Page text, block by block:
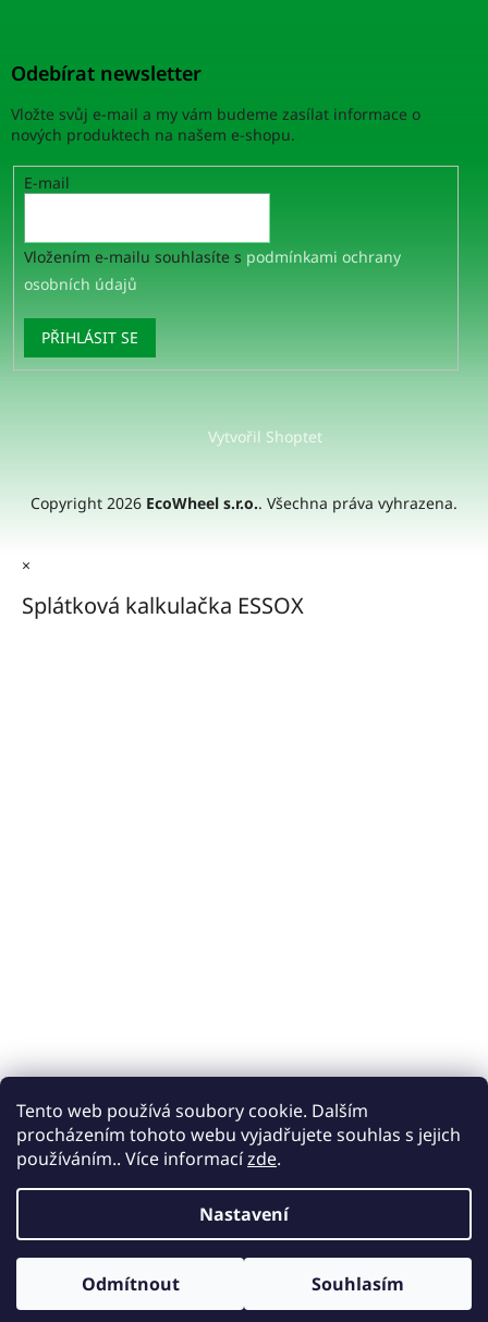
Tento web používá soubory cookie. Dalším
procházením tohoto webu vyjadřujete souhlas s jejich
používáním.. Více informacízde.
Nastavení
Odmítnout Souhlasím
Odebírat newsletter
Vložte svůj e-mail a my vám budeme zasílat informace o
nových produktech na našem e-shopu.
E-mail
Vložením e-mailu souhlasíte s podmínkami ochrany
osobních údajů
PŘIHLÁSIT SE
Vytvořil Shoptet
Copyright 2026 EcoWheel s.r.o.. Všechna práva vyhrazena.
×
Splátková kalkulačka ESSOX